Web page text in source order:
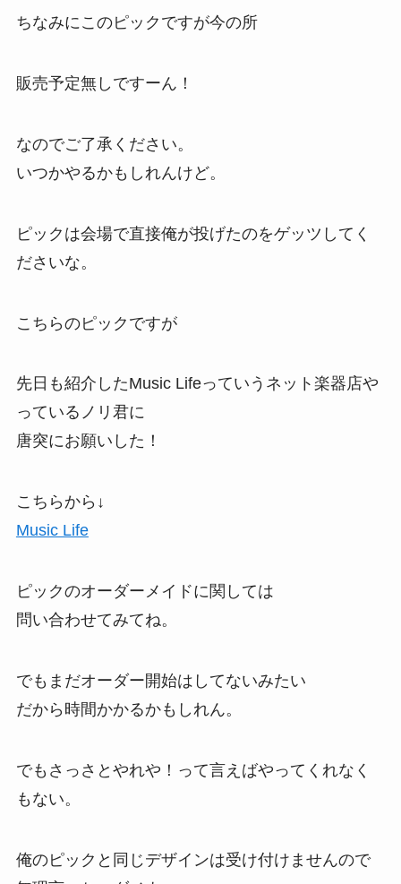
ちなみにこのピックですが今の所
販売予定無しですーん！
なのでご了承ください。
いつかやるかもしれんけど。
ピックは会場で直接俺が投げたのをゲッツしてく
ださいな。
こちらのピックですが
先日も紹介したMusic Lifeっていうネット楽器店や
っているノリ君に
唐突にお願いした！
こちらから↓
Music Life
ピックのオーダーメイドに関しては
問い合わせてみてね。
でもまだオーダー開始はしてないみたい
だから時間かかるかもしれん。
でもさっさとやれや！って言えばやってくれなく
もない。
俺のピックと同じデザインは受け付けませんので